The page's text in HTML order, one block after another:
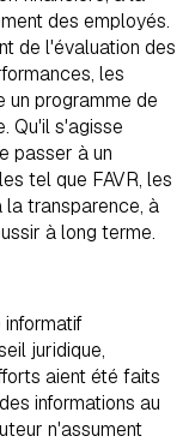
des employés.
de l'évaluation des
les
programme de
Qu'il s'agisse
passer à un
tel que FAVR, les
transparence, à
à long terme.
juridique,
aient été faits
informations au
n'assument